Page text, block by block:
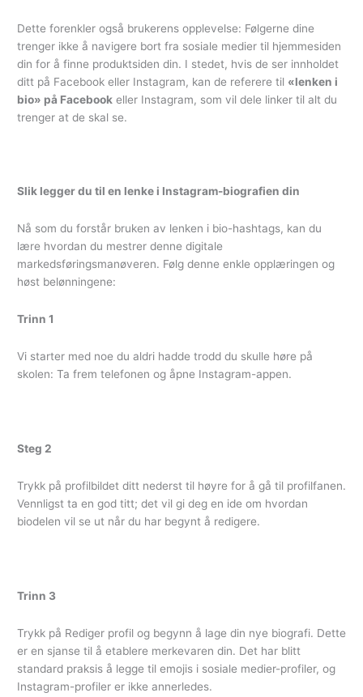
Dette forenkler også brukerens opplevelse: Følgerne dine
trenger ikke å navigere bort fra sosiale medier til hjemmesiden
din for å finne produktsiden din. I stedet, hvis de ser innholdet
ditt på Facebook eller Instagram, kan de referere til «lenken i
bio» på Facebookeller Instagram, som vil dele linker til alt du
trenger at de skal se.
Slik legger du til en lenke i Instagram-biografien din
Nå som du forstår bruken av lenken i bio-hashtags, kan du
lære hvordan du mestrer denne digitale
markedsføringsmanøveren. Følg denne enkle opplæringen og
høst belønningene:
Trinn 1
Vi starter med noe du aldri hadde trodd du skulle høre på
skolen: Ta frem telefonen og åpne Instagram-appen.
Steg 2
Trykk på profilbildet ditt nederst til høyre for å gå til profilfanen.
Vennligst ta en god titt; det vil gi deg en ide om hvordan
biodelen vil se ut når du har begynt å redigere.
Trinn 3
Trykk på Rediger profil og begynn å lage din nye biografi. Dette
er en sjanse til å etablere merkevaren din. Det har blitt
standard praksis å legge til emojis i sosiale medier-profiler, og
Instagram-profiler er ikke annerledes.